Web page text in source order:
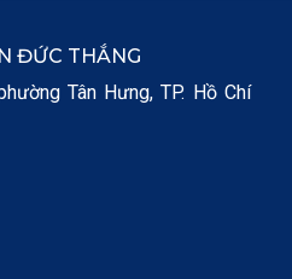
ĐỨC THẮNG
Tân Hưng, TP. Hồ Chí